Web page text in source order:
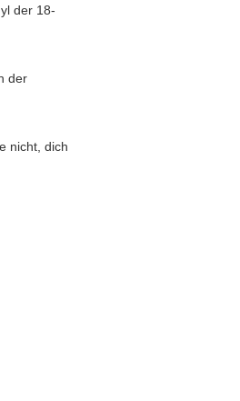
der 18-
der
nicht, dich